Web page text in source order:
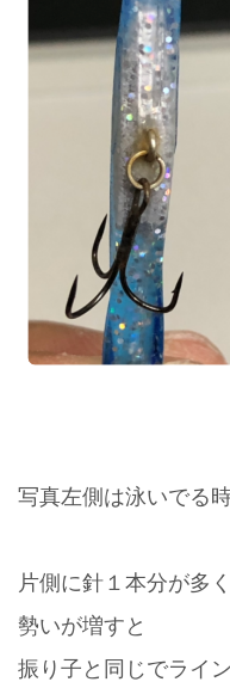
写真左側は泳いでる
片側に針１本分が多
勢いが増すと
振り子と同じでライ